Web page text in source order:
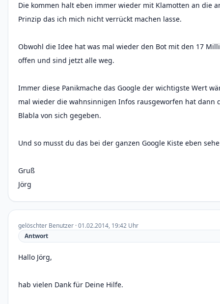
Die kommen halt eben immer wieder mit Klamotten an die
Prinzip das ich mich nicht verrückt machen lasse.
Obwohl die Idee hat was mal wieder den Bot mit den 17
offen und sind jetzt alle weg.
Immer diese Panikmache das Google der wichtigste Wert
mal wieder die wahnsinnigen Infos rausgeworfen hat
Blabla von sich gegeben.
Und so musst du das bei der ganzen Google Kiste eben
Gruß
Jörg
gelöschter Benutzer · 01.02.2014, 19:42 Uhr
Antwort
Hallo Jörg,
hab vielen Dank für Deine Hilfe.